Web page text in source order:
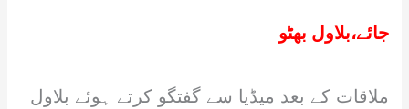
جائے،بلاول بھٹو
ملاقات کے بعد میڈیا سے گفتگو کرتے ہوئے بلاول